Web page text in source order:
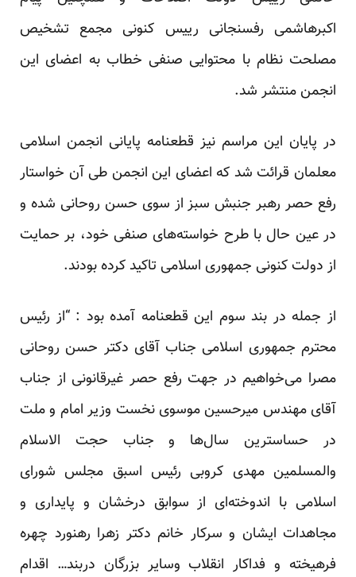
اکبرهاشمی رفسنجانی رییس کنونی مجمع تشخیص
مصلحت نظام با محتوایی صنفی خطاب به اعضای این
انجمن منتشر شد.
در پایان این مراسم نیز قطعنامه پایانی انجمن اسلامی
معلمان قرائت شد که اعضای این انجمن طی آن خواستار
رفع حصر رهبر جنبش سبز از سوی حسن روحانی شده و
در عین حال با طرح خواسته‌های صنفی خود، بر حمایت
از دولت کنونی جمهوری اسلامی تاکید کرده بودند.
از جمله در بند سوم این قطعنامه آمده بود : “از رئیس
محترم جمهوری اسلامی جناب آقای دکتر حسن روحانی
مصرا می‌خواهیم در جهت رفع حصر غیرقانونی از جناب
آقای مهندس میرحسین موسوی نخست وزیر امام و ملت
در حساسترین سال‌ها و جناب حجت الاسلام
والمسلمین مهدی کروبی رئیس اسبق مجلس شورای
اسلامی با اندوخته‌ای از سوابق درخشان و پایداری و
مجاهدات ایشان و سرکار خانم دکتر زهرا رهنورد چهره
فرهیخته و فداکار انقلاب وسایر بزرگان دربند… اقدام